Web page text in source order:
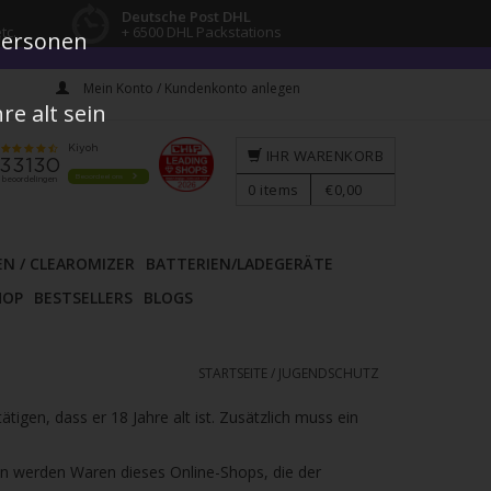
Deutsche Post DHL
+ 6500 DHL Packstations
Mein Konto / Kundenkonto anlegen
/ CLEAROMIZER
BATTERIEN/LADEGERÄTE
BESTSELLERS BLOGS
IHR WARENKORB
0 items €0,00
STARTSEITE / JUGENDSCHUTZ
dass er 18 Jahre alt ist. Zusätzlich muss ein
werden Waren dieses Online-Shops, die der
alt sein